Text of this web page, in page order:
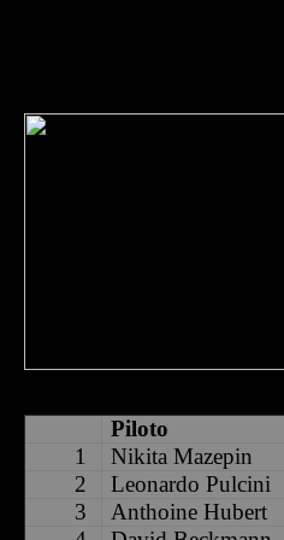
Piloto
1
Nikita Mazepin
2
Leonardo Pulcini
3
Anthoine Hubert